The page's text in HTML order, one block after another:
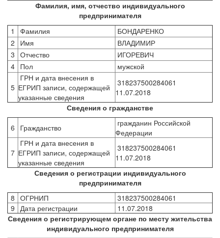
Фамилия, имя, отчество индивидуального
предпринимателя
1
Фамилия
БОНДАРЕНКО
2
Имя
ВЛАДИМИР
3 Отчество
ИГОРЕВИЧ
4 Пол мужской
5
ГРН и дата внесения в
ЕГРИП записи, содержащей
указанные сведения
318237500284061
11.07.2018
Сведения о гражданстве
6 Гражданство
гражданин Российской
Федерации
7
ГРН и дата внесения в
ЕГРИП записи, содержащей
указанные сведения
318237500284061
11.07.2018
Сведения о регистрации индивидуального
предпринимателя
8 ОГРНИП
318237500284061
9 Дата регистрации
11.07.2018
Сведения о регистрирующем органе по месту жительства
индивидуального предпринимателя